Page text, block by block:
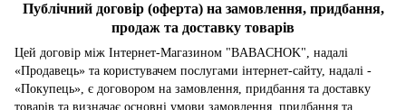
Публічний договір (оферта) на замовлення, придбання,
продаж та доставку товарів
Цей договір між Інтернет-Магазином "BABACHOK", надалі
«Продавець» та користувачем послугами інтернет-сайту, надалі -
«Покупець», є договором на замовлення, придбання та доставку
товарів та визначає основні умови замовлення, придбання та